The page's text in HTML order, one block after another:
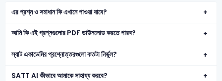
এর প্রশ্ন ও সমাধান কি এখানে পাওয়া যাবে?
আমি কি এই প্রশ্নগুলোর PDF ডাউনলোড করতে পারব?
স্যাট একাডেমির প্রশ্নোত্তরগুলো কতটা নির্ভুল?
SATT AI কীভাবে আমাকে সাহায্য করবে?